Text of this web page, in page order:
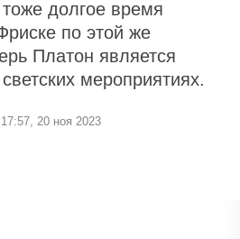
долгое время
по этой же
Платон является
мероприятиях.
17:57, 20 ноя 2023